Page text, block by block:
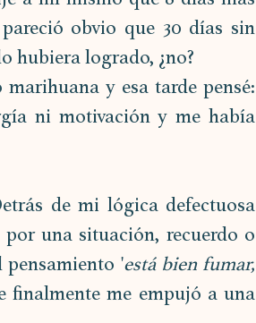
obvio que 30 días sin
hubiera logrado, ¿no?
y esa tarde pensé:
ni motivación y me había
de mi lógica defectuosa
una situación, recuerdo o
pensamiento 'está bien fumar,
finalmente me empujó a una